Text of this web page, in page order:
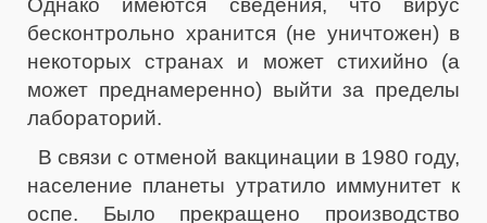
Однако имеются сведения, что вирус
бесконтрольно хранится (не уничтожен) в
некоторых странах и может стихийно (а
может преднамеренно) выйти за пределы
лабораторий.
В связи с отменой вакцинации в 1980 году,
население планеты утратило иммунитет к
оспе. Было прекращено производство